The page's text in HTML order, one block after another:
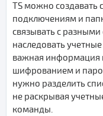
TS можно создавать
подключениям и
связывать с
наследовать
важная информация
шифрованием и
нужно разделить
не раскрывая
команды.